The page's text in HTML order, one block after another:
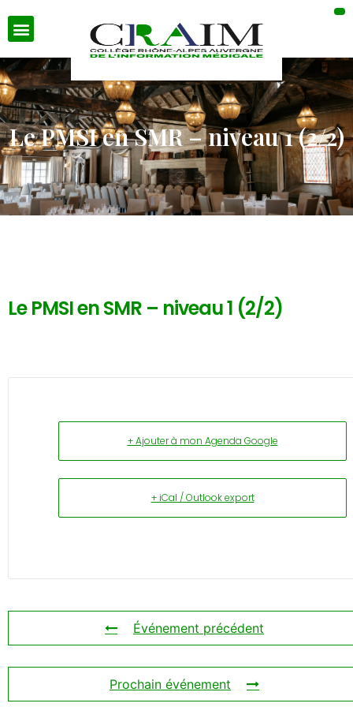
Le PMSI en SMR – niveau 1 (2/2)
Le PMSI en SMR – niveau 1 (2/2)
+ Ajouter à mon Agenda Google
+ iCal / Outlook export
Événement précédent
Prochain événement